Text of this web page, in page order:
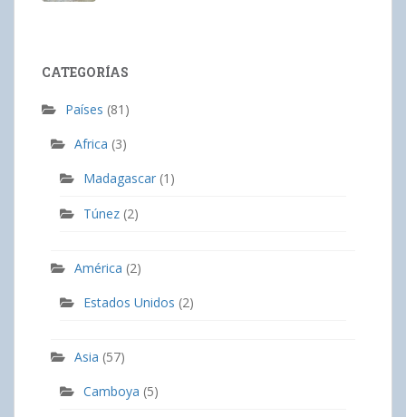
CATEGORÍAS
Países (81)
Africa (3)
Madagascar (1)
Túnez (2)
América (2)
Estados Unidos (2)
Asia (57)
Camboya (5)